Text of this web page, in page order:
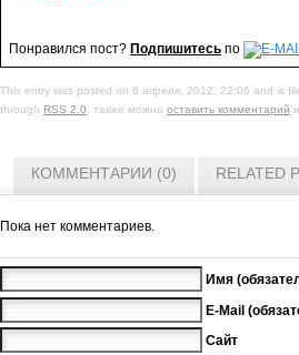
Понравился пост? Подпишитесь по
This entry was posted on 6 апреля, 2012, 22:06 and is
through RSS 2.0. также можно оставить комментарий
КОММЕНТАРИИ (0) RELATED
Пока нет комментариев.
Имя
E-Mail
Сайт